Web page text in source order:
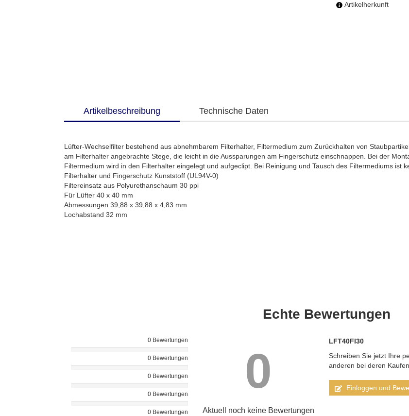
Artikelherkunft
Artikelbeschreibung Technische Daten
Lüfter-Wechselfilter bestehend aus abnehmbarem Filterhalter, Filtermedium zum Zurückhalten von
am Filterhalter angebrachte Stege, die leicht in die Aussparungen am Fingerschutz einschnappen. Bei der
Filtermedium wird in den Filterhalter eingelegt und aufgeclipt. Bei Reinigung und Tausch des Filtermediums ist
Filterhalter und Fingerschutz Kunststoff (UL94V-0)
Filtereinsatz aus Polyurethanschaum 30 ppi
Für Lüfter 40 x 40 mm
Abmessungen 39,88 x 39,88 x 4,83 mm
Lochabstand 32 mm
Echte Bewertungen
0 Bewertungen
0 Bewertungen
0 Bewertungen
0 Bewertungen
0 Bewertungen
0
Aktuell noch keine Bewertungen
LFT40FI30
Schreiben Sie jetzt Ihre
anderen bei deren
Einloggen und